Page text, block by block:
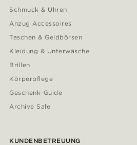
Schmuck & Uhren
Anzug Accessoires
Taschen & Geldbörsen
Kleidung & Unterwäsche
Brillen
Körperpflege
Geschenk-Guide
Archive Sale
KUNDENBETREUUNG